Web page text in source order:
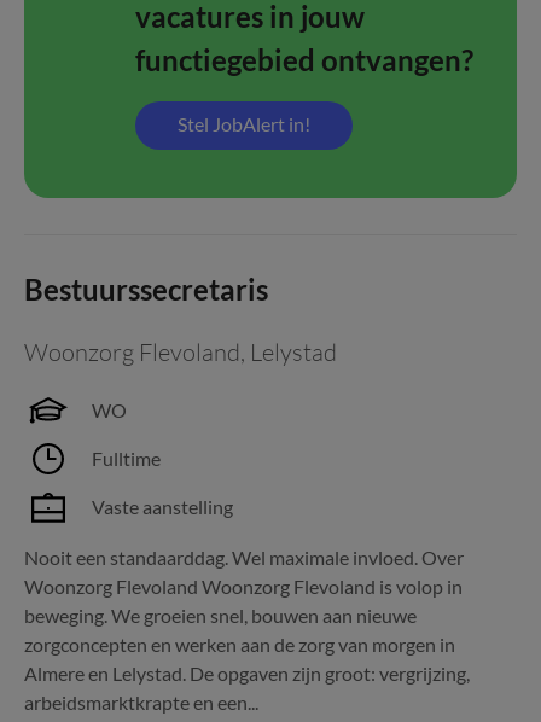
vacatures in jouw
functiegebied ontvangen?
Stel JobAlert in!
Bestuurssecretaris
Woonzorg Flevoland, Lelystad
WO
Fulltime
Vaste aanstelling
Nooit een standaarddag. Wel maximale invloed. Over
Woonzorg Flevoland Woonzorg Flevoland is volop in
beweging. We groeien snel, bouwen aan nieuwe
zorgconcepten en werken aan de zorg van morgen in
Almere en Lelystad. De opgaven zijn groot: vergrijzing,
arbeidsmarktkrapte en een...